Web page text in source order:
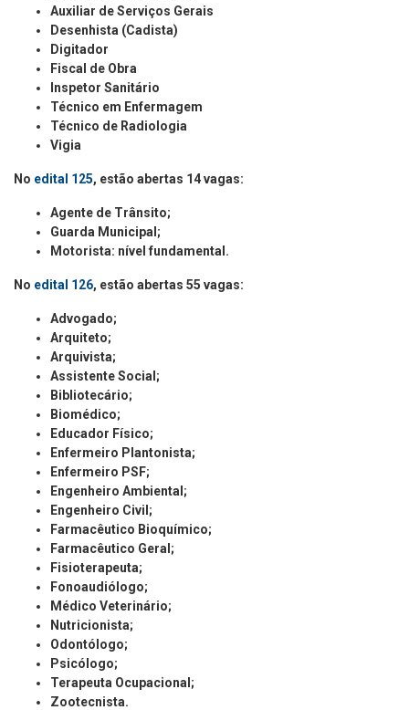
Auxiliar de Serviços Gerais
Desenhista (Cadista)
Digitador
Fiscal de Obra
Inspetor Sanitário
Técnico em Enfermagem
Técnico de Radiologia
Vigia
No edital 125, estão abertas 14 vagas:
Agente de Trânsito;
Guarda Municipal;
Motorista: nível fundamental.
No edital 126, estão abertas 55 vagas:
Advogado;
Arquiteto;
Arquivista;
Assistente Social;
Bibliotecário;
Biomédico;
Educador Físico;
Enfermeiro Plantonista;
Enfermeiro PSF;
Engenheiro Ambiental;
Engenheiro Civil;
Farmacêutico Bioquímico;
Farmacêutico Geral;
Fisioterapeuta;
Fonoaudiólogo;
Médico Veterinário;
Nutricionista;
Odontólogo;
Psicólogo;
Terapeuta Ocupacional;
Zootecnista.